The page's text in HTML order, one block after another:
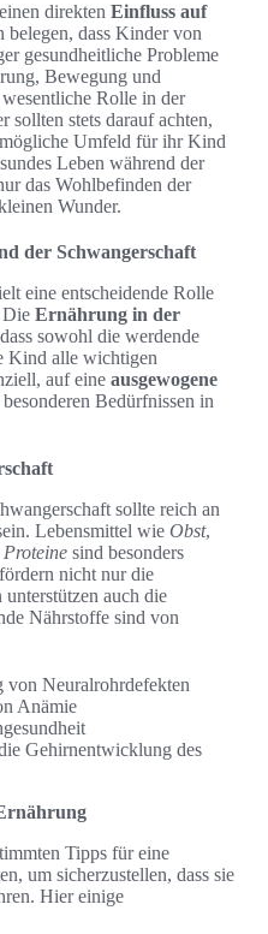
direkten Einfluss auf
belegen, dass Kinder von
gesundheitliche Probleme
Bewegung und
wesentliche Rolle in der
stets darauf achten,
Umfeld für ihr Kind
Leben während der
das Wohlbefinden der
Wunder.
der Schwangerschaft
eine entscheidende Rolle
Die Ernährung in der
sowohl die werdende
Kind alle wichtigen
auf eine ausgewogene
Bedürfnissen in
sollte reich an
Lebensmittel wie Obst,
Proteine sind besonders
nicht nur die
auch die
Nährstoffe sind von
von Neuralrohrdefekten
Anämie
Gehirnentwicklung des
Tipps für eine
um sicherzustellen, dass sie
Hier einige